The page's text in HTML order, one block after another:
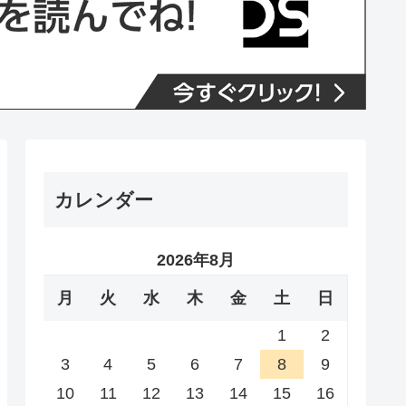
カレンダー
2026年8月
月 火 水 木 金 土 日
1
2
3
4 5 6 7 8
9
10
11 12 13 14 15 16